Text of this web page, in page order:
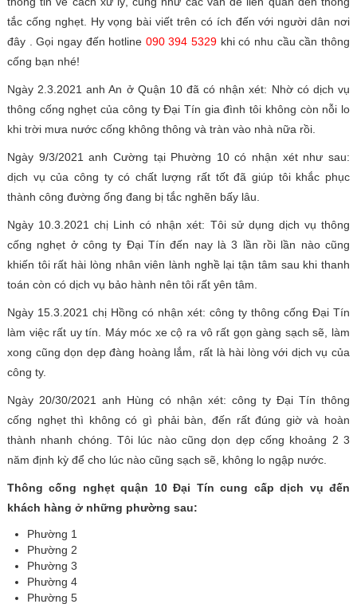
tắc cống nghẹt. Hy vọng bài viết trên có ích đến với người dân nơi
đây . Gọi ngay đến hotline 090 394 5329 khi có nhu cầu cần thông
cống bạn nhé!
Ngày 2.3.2021 anh An ở Quận 10 đã có nhận xét: Nhờ có dịch vụ
thông cống nghẹt của công ty Đại Tín gia đình tôi không còn nỗi lo
khi trời mưa nước cống không thông và tràn vào nhà nữa rồi.
Ngày 9/3/2021 anh Cường tại Phường 10 có nhận xét như sau:
dịch vụ của công ty có chất lượng rất tốt đã giúp tôi khắc phục
thành công đường ống đang bị tắc nghẽn bấy lâu.
Ngày 10.3.2021 chị Linh có nhận xét: Tôi sử dụng dịch vụ thông
cống nghẹt ở công ty Đại Tín đến nay là 3 lần rồi lần nào cũng
khiến tôi rất hài lòng nhân viên lành nghề lại tận tâm sau khi thanh
toán còn có dịch vụ bảo hành nên tôi rất yên tâm.
Ngày 15.3.2021 chị Hồng có nhận xét: công ty thông cống Đại Tín
làm việc rất uy tín. Máy móc xe cộ ra vô rất gọn gàng sạch sẽ, làm
xong cũng dọn dẹp đàng hoàng lắm, rất là hài lòng với dịch vụ của
công ty.
Ngày 20/30/2021 anh Hùng có nhận xét: công ty Đại Tín thông
cống nghẹt thì không có gì phải bàn, đến rất đúng giờ và hoàn
thành nhanh chóng. Tôi lúc nào cũng dọn dẹp cống khoảng 2 3
năm định kỳ để cho lúc nào cũng sạch sẽ, không lo ngập nước.
Thông cống nghẹt quận 10 Đại Tín cung cấp dịch vụ đến
khách hàng ở những phường sau:
Phường 1
Phường 2
Phường 3
Phường 4
Phường 5